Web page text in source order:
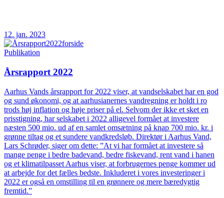
12. jan. 2023
Publikation
Årsrapport 2022
Aarhus Vands årsrapport for 2022 viser, at vandselskabet har en god
og sund økonomi, og at aarhusianernes vandregning er holdt i ro
trods høj inflation og høje priser på el. Selvom der ikke et sket en
prisstigning, har selskabet i 2022 alligevel formået at investere
næsten 500 mio. ud af en samlet omsætning på knap 700 mio. kr. i
grønne tiltag og et sundere vandkredsløb. Direktør i Aarhus Vand,
Lars Schrøder, siger om dette: ”At vi har formået at investere så
mange penge i bedre badevand, bedre fiskevand, rent vand i hanen
og et klimatilpasset Aarhus viser, at forbrugernes penge kommer ud
at arbejde for det fælles bedste. Inkluderet i vores investeringer i
2022 er også en omstilling til en grønnere og mere bæredygtig
fremtid.”